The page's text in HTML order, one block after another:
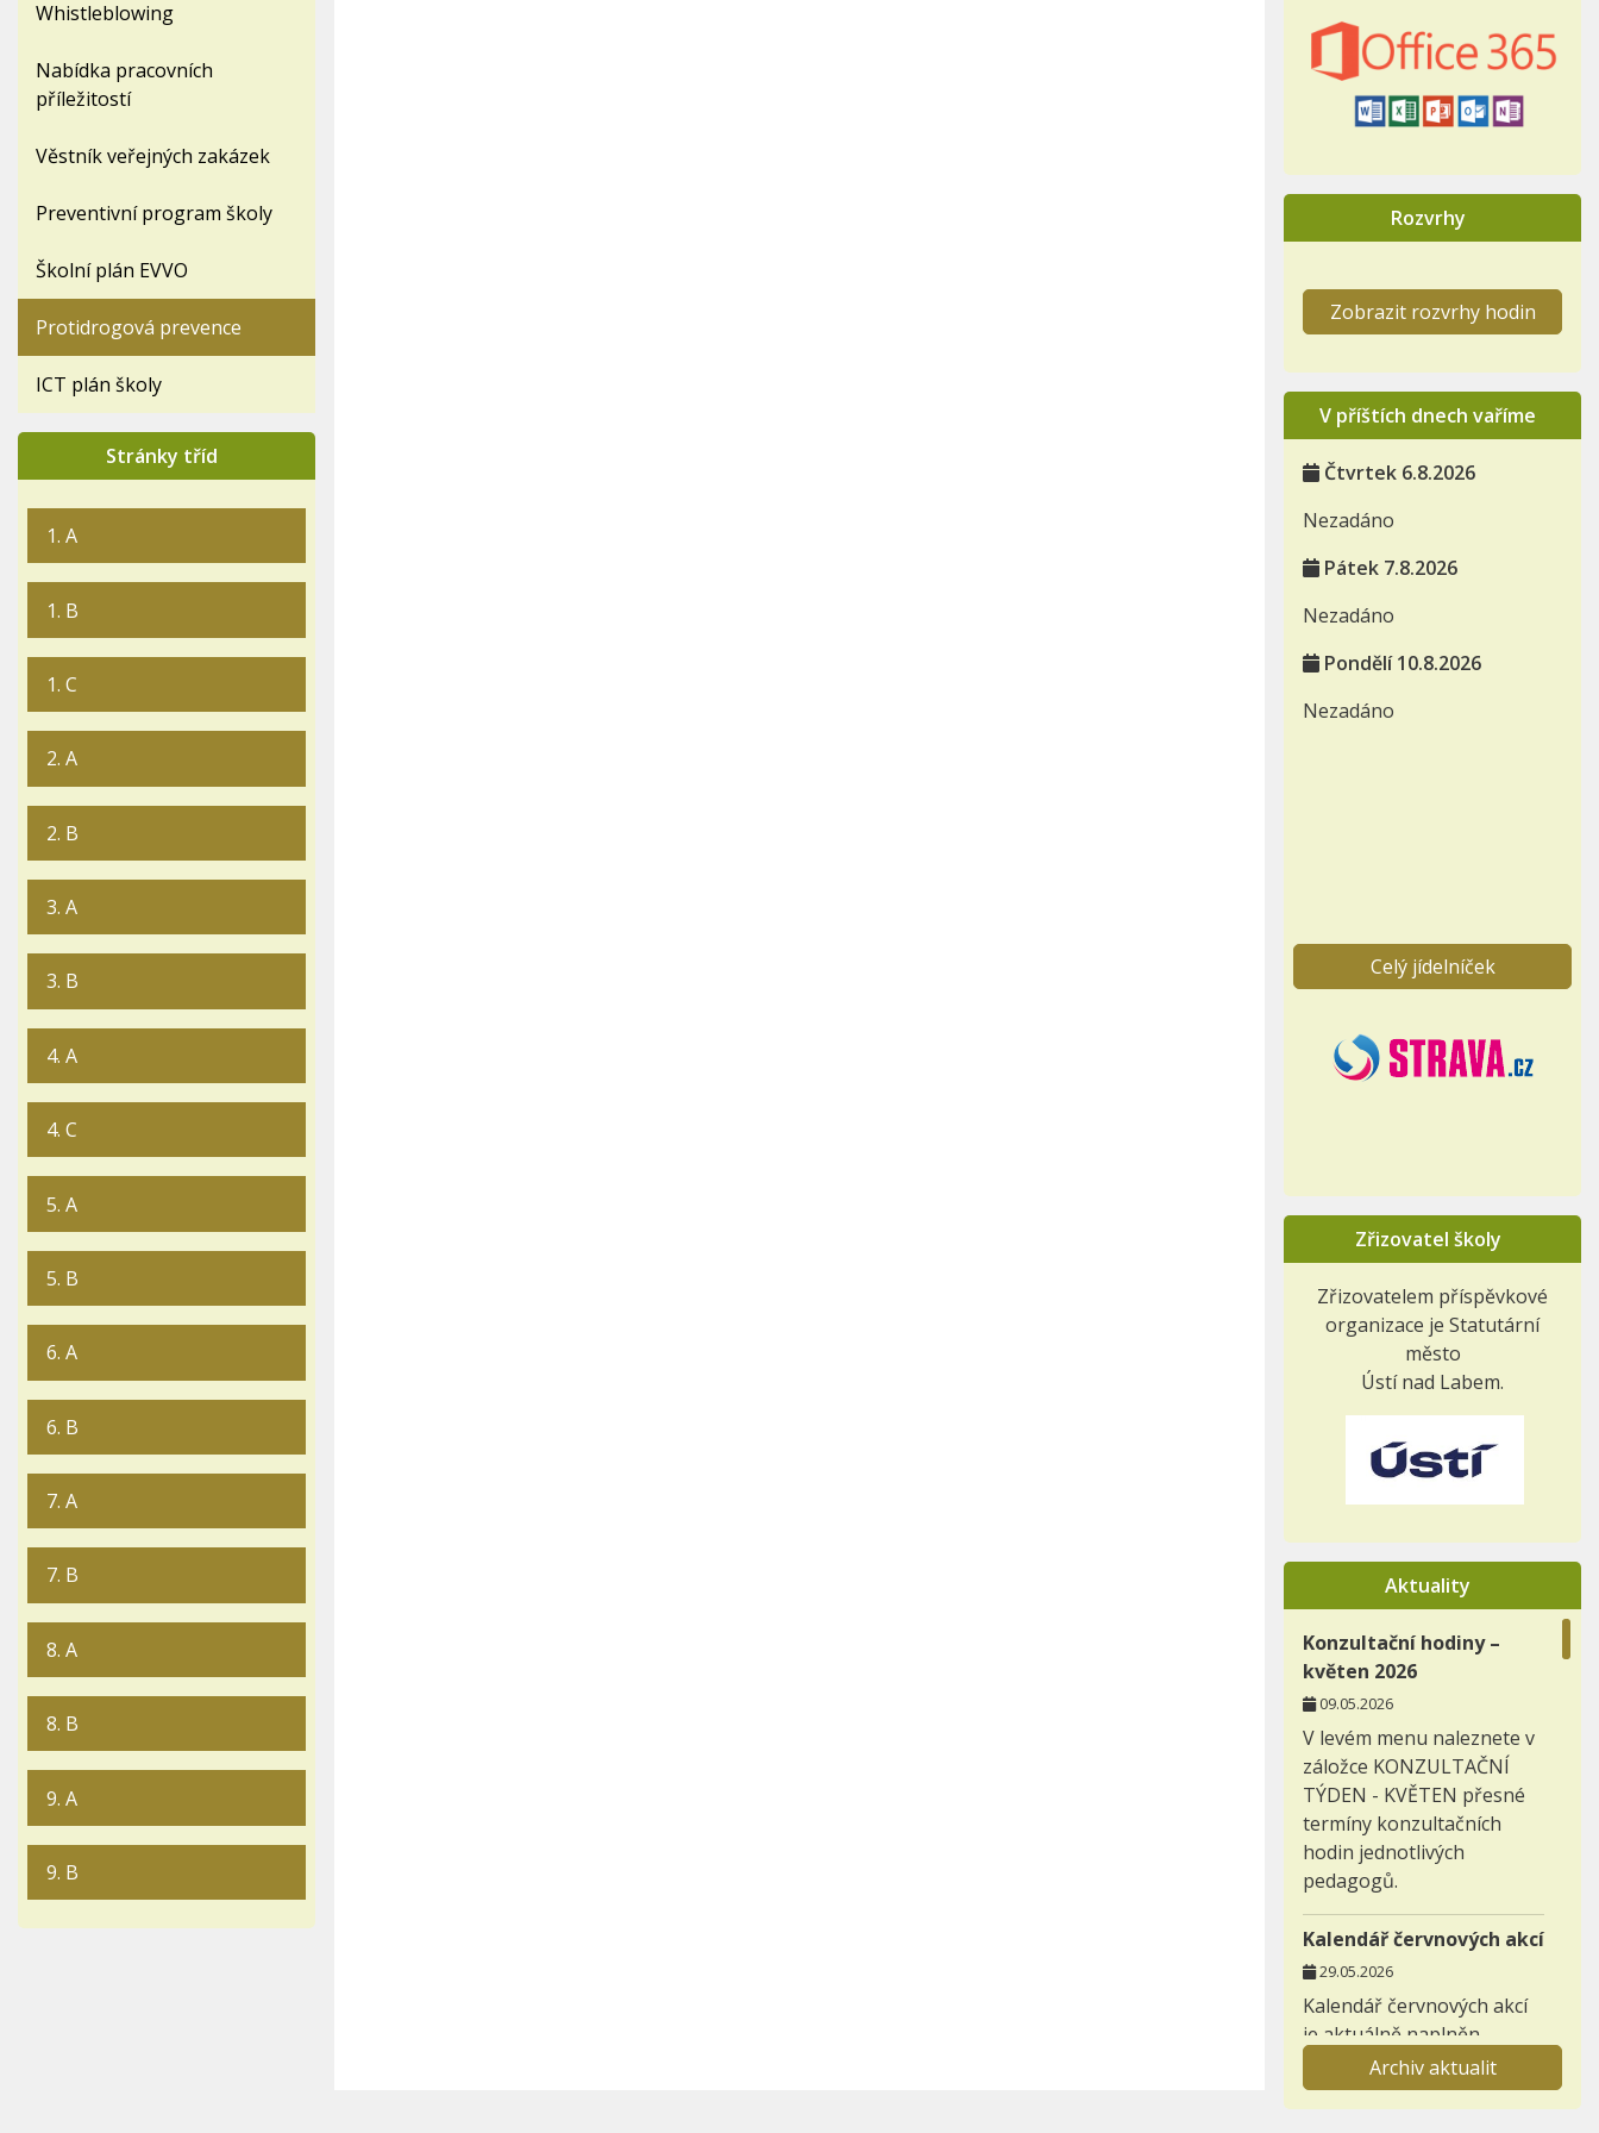
Whistleblowing
Nabídka pracovních
příležitostí
Věstník veřejných zakázek
Preventivní program školy
Školní plán EVVO
Protidrogová prevence
ICT plán školy
Stránky tříd
1. A
1. B
1. C
2. A
2. B
3. A
3. B
4. A
4. C
5. A
5. B
6. A
6. B
7. A
7. B
8. A
8. B
9. A
9. B
Rozvrhy
Zobrazit rozvrhy hodin
V příštích dnech vaříme
Čtvrtek 6.8.2026
Nezadáno
Pátek 7.8.2026
Nezadáno
Pondělí 10.8.2026
Nezadáno
Celý jídelníček
Zřizovatel školy
Zřizovatelem příspěvkové
organizace je Statutární
město
Ústí nad Labem.
Aktuality
Konzultační hodiny –
květen 2026
09.05.2026
V levém menu naleznete v
záložce KONZULTAČNÍ
TÝDEN - KVĚTEN přesné
termíny konzultačních
hodin jednotlivých
pedagogů.
Kalendář červnových akcí
29.05.2026
Kalendář červnových akcí
je aktuálně naplněn.
Záložka nabídka
Archiv aktualit